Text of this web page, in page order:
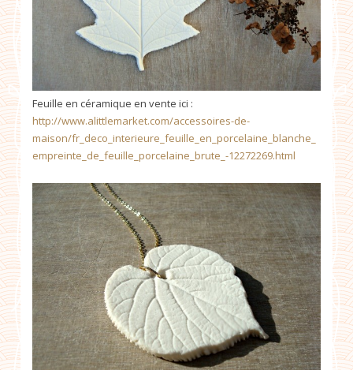
Feuille en céramique en vente ici :
http://www.alittlemarket.com/accessoires-de-
maison/fr_deco_interieure_feuille_en_porcelaine_blanche_
empreinte_de_feuille_porcelaine_brute_-12272269.html